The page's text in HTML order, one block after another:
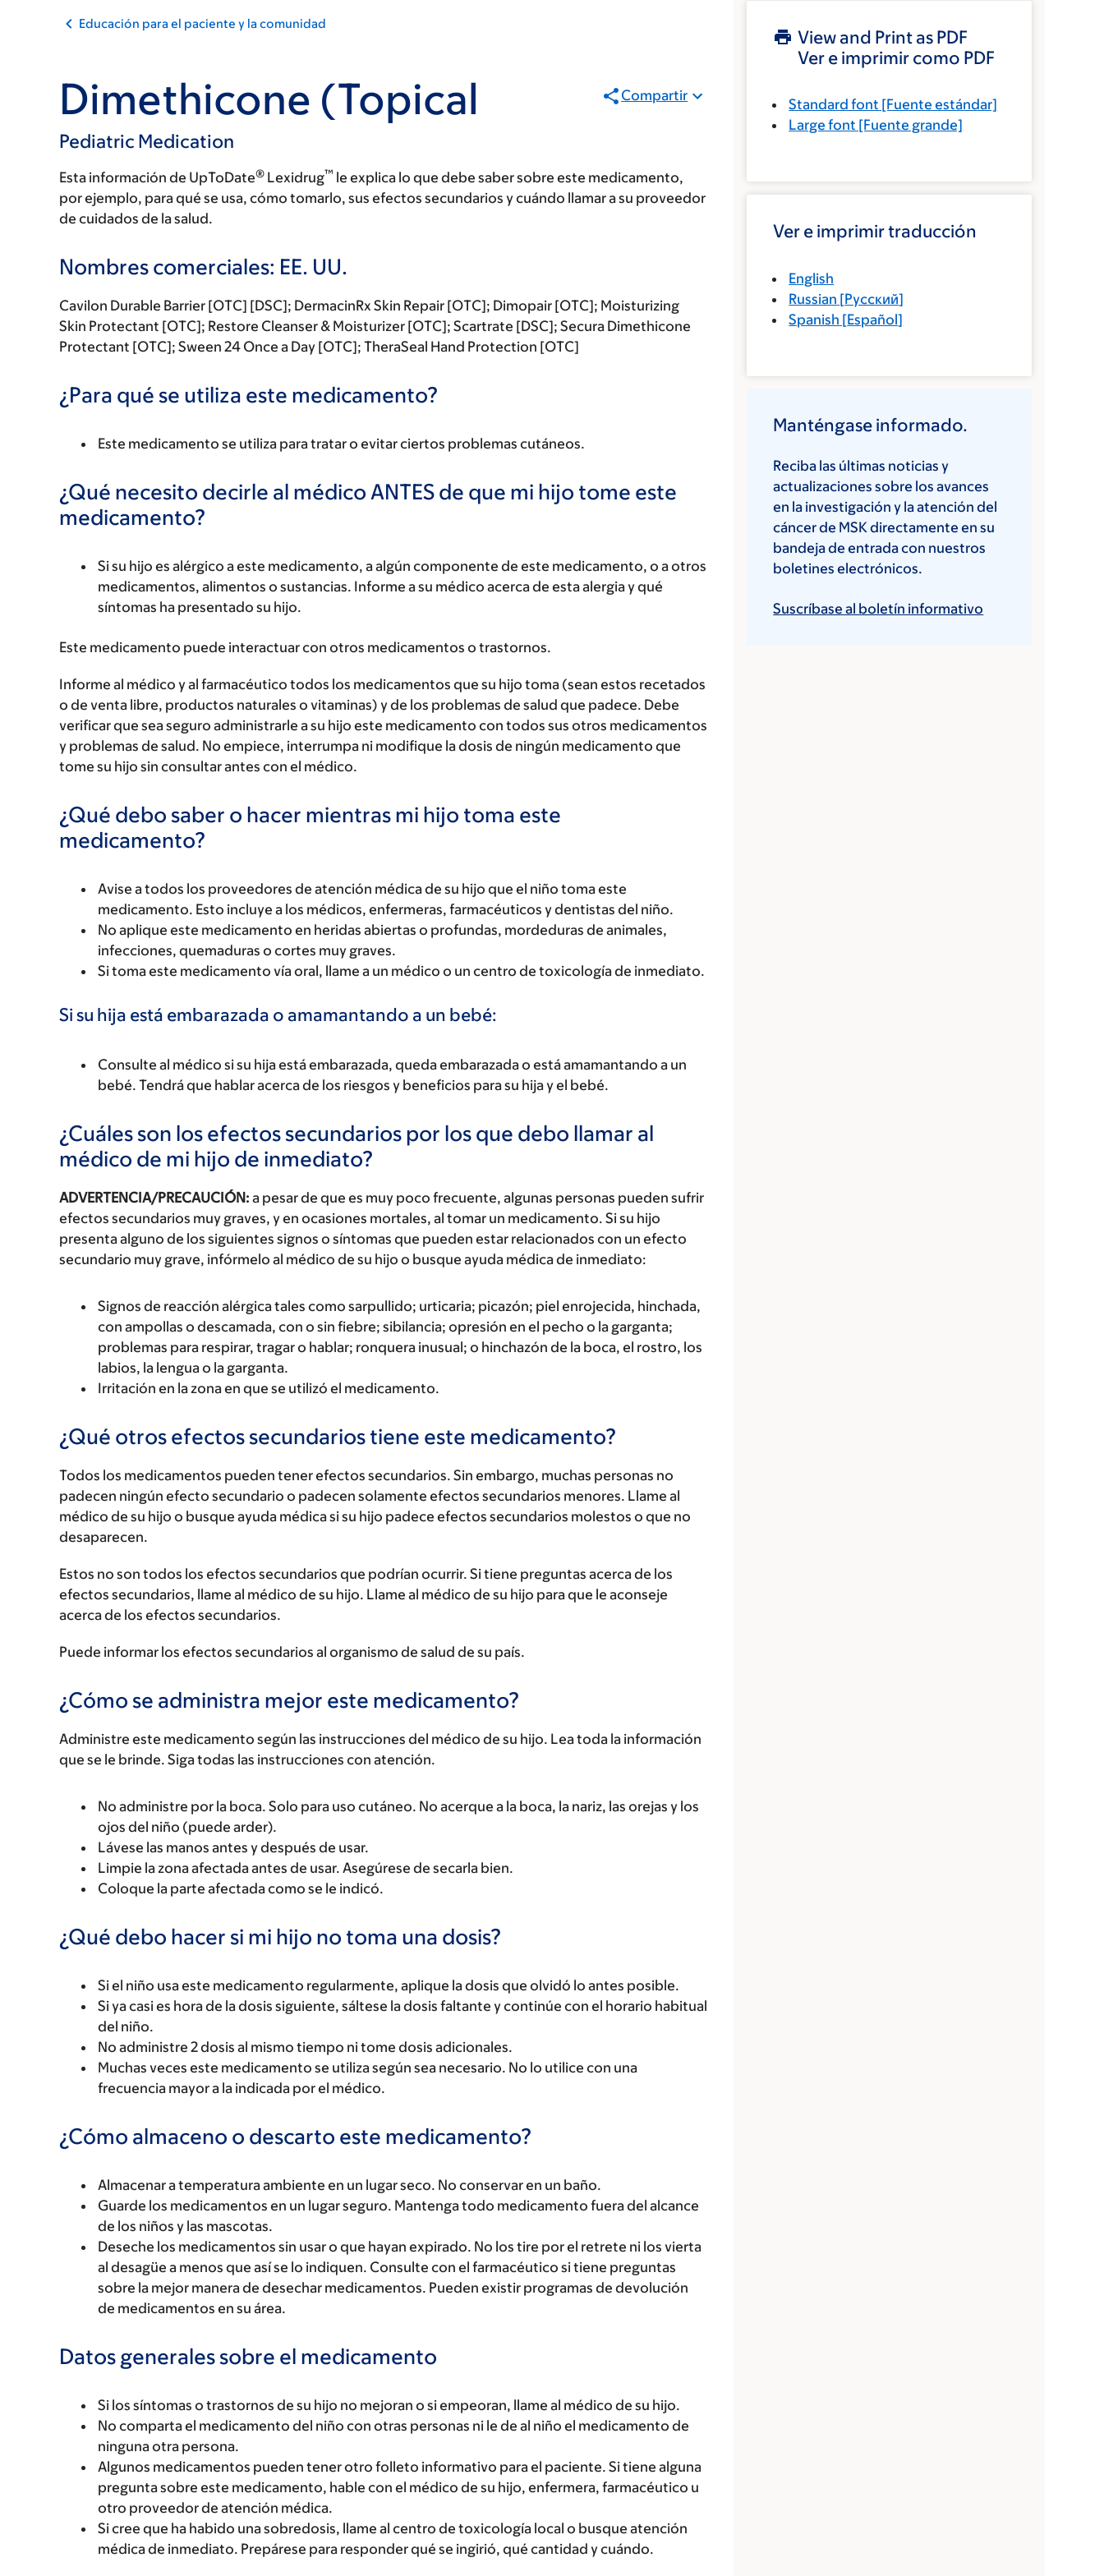
Educación para el paciente y la comunidad
Dimethicone (Topical
Pediatric Medication
Compartir
Esta información de UpToDate® Lexidrug™ le explica lo que debe saber sobre este medicamento,
por ejemplo, para qué se usa, cómo tomarlo, sus efectos secundarios y cuándo llamar a su proveedor
de cuidados de la salud.
Nombres comerciales: EE. UU.
Cavilon Durable Barrier [OTC] [DSC]; DermacinRx Skin Repair [OTC]; Dimopair [OTC]; Moisturizing
Skin Protectant [OTC]; Restore Cleanser & Moisturizer [OTC]; Scartrate [DSC]; Secura Dimethicone
Protectant [OTC]; Sween 24 Once a Day [OTC]; TheraSeal Hand Protection [OTC]
¿Para qué se utiliza este medicamento?
Este medicamento se utiliza para tratar o evitar ciertos problemas cutáneos.
¿Qué necesito decirle al médico ANTES de que mi hijo tome este
medicamento?
Si su hijo es alérgico a este medicamento, a algún componente de este medicamento, o a otros
medicamentos, alimentos o sustancias. Informe a su médico acerca de esta alergia y qué
síntomas ha presentado su hijo.
Este medicamento puede interactuar con otros medicamentos o trastornos.
Informe al médico y al farmacéutico todos los medicamentos que su hijo toma (sean estos recetados
o de venta libre, productos naturales o vitaminas) y de los problemas de salud que padece. Debe
verificar que sea seguro administrarle a su hijo este medicamento con todos sus otros medicamentos
y problemas de salud. No empiece, interrumpa ni modifique la dosis de ningún medicamento que
tome su hijo sin consultar antes con el médico.
¿Qué debo saber o hacer mientras mi hijo toma este
medicamento?
Avise a todos los proveedores de atención médica de su hijo que el niño toma este
medicamento. Esto incluye a los médicos, enfermeras, farmacéuticos y dentistas del niño.
No aplique este medicamento en heridas abiertas o profundas, mordeduras de animales,
infecciones, quemaduras o cortes muy graves.
Si toma este medicamento vía oral, llame a un médico o un centro de toxicología de inmediato.
Si su hija está embarazada o amamantando a un bebé:
Consulte al médico si su hija está embarazada, queda embarazada o está amamantando a un
bebé. Tendrá que hablar acerca de los riesgos y beneficios para su hija y el bebé.
¿Cuáles son los efectos secundarios por los que debo llamar al
médico de mi hijo de inmediato?
ADVERTENCIA/PRECAUCIÓN: a pesar de que es muy poco frecuente, algunas personas pueden sufrir
efectos secundarios muy graves, y en ocasiones mortales, al tomar un medicamento. Si su hijo
presenta alguno de los siguientes signos o síntomas que pueden estar relacionados con un efecto
secundario muy grave, infórmelo al médico de su hijo o busque ayuda médica de inmediato:
Signos de reacción alérgica tales como sarpullido; urticaria; picazón; piel enrojecida, hinchada,
con ampollas o descamada, con o sin fiebre; sibilancia; opresión en el pecho o la garganta;
problemas para respirar, tragar o hablar; ronquera inusual; o hinchazón de la boca, el rostro, los
labios, la lengua o la garganta.
Irritación en la zona en que se utilizó el medicamento.
¿Qué otros efectos secundarios tiene este medicamento?
Todos los medicamentos pueden tener efectos secundarios. Sin embargo, muchas personas no
padecen ningún efecto secundario o padecen solamente efectos secundarios menores. Llame al
médico de su hijo o busque ayuda médica si su hijo padece efectos secundarios molestos o que no
desaparecen.
Estos no son todos los efectos secundarios que podrían ocurrir. Si tiene preguntas acerca de los
efectos secundarios, llame al médico de su hijo. Llame al médico de su hijo para que le aconseje
acerca de los efectos secundarios.
Puede informar los efectos secundarios al organismo de salud de su país.
¿Cómo se administra mejor este medicamento?
Administre este medicamento según las instrucciones del médico de su hijo. Lea toda la información
que se le brinde. Siga todas las instrucciones con atención.
No administre por la boca. Solo para uso cutáneo. No acerque a la boca, la nariz, las orejas y los
ojos del niño (puede arder).
Lávese las manos antes y después de usar.
Limpie la zona afectada antes de usar. Asegúrese de secarla bien.
Coloque la parte afectada como se le indicó.
¿Qué debo hacer si mi hijo no toma una dosis?
Si el niño usa este medicamento regularmente, aplique la dosis que olvidó lo antes posible.
Si ya casi es hora de la dosis siguiente, sáltese la dosis faltante y continúe con el horario habitual
del niño.
No administre 2 dosis al mismo tiempo ni tome dosis adicionales.
Muchas veces este medicamento se utiliza según sea necesario. No lo utilice con una
frecuencia mayor a la indicada por el médico.
¿Cómo almaceno o descarto este medicamento?
Almacenar a temperatura ambiente en un lugar seco. No conservar en un baño.
Guarde los medicamentos en un lugar seguro. Mantenga todo medicamento fuera del alcance
de los niños y las mascotas.
Deseche los medicamentos sin usar o que hayan expirado. No los tire por el retrete ni los vierta
al desagüe a menos que así se lo indiquen. Consulte con el farmacéutico si tiene preguntas
sobre la mejor manera de desechar medicamentos. Pueden existir programas de devolución
de medicamentos en su área.
Datos generales sobre el medicamento
Si los síntomas o trastornos de su hijo no mejoran o si empeoran, llame al médico de su hijo.
No comparta el medicamento del niño con otras personas ni le de al niño el medicamento de
ninguna otra persona.
Algunos medicamentos pueden tener otro folleto informativo para el paciente. Si tiene alguna
pregunta sobre este medicamento, hable con el médico de su hijo, enfermera, farmacéutico u
otro proveedor de atención médica.
Si cree que ha habido una sobredosis, llame al centro de toxicología local o busque atención
médica de inmediato. Prepárese para responder qué se ingirió, qué cantidad y cuándo.
View and Print as PDF
Ver e imprimir como PDF
Standard font [Fuente estándar]
Large font [Fuente grande]
Ver e imprimir traducción
English
Russian [Русский]
Spanish [Español]
Manténgase informado.
Reciba las últimas noticias y
actualizaciones sobre los avances
en la investigación y la atención del
cáncer de MSK directamente en su
bandeja de entrada con nuestros
boletines electrónicos.
Suscríbase al boletín informativo